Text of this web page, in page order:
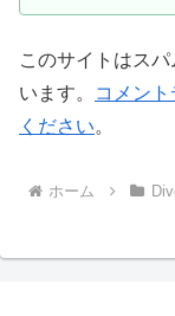
このサイトはス
います。
コメン
ください。
ホーム